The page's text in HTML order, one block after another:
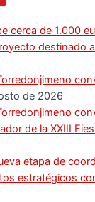
cerca de 1.000
destinado
de 2026
de la XXIII
etapa de
estratégicos